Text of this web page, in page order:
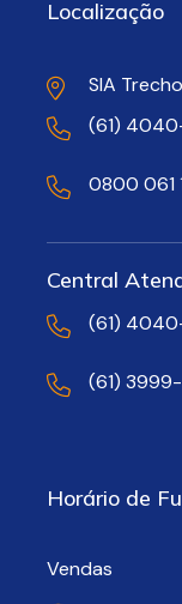
Localização
SIA
(61)
0800 061
Central
(61)
(61)
Horário de
Vendas